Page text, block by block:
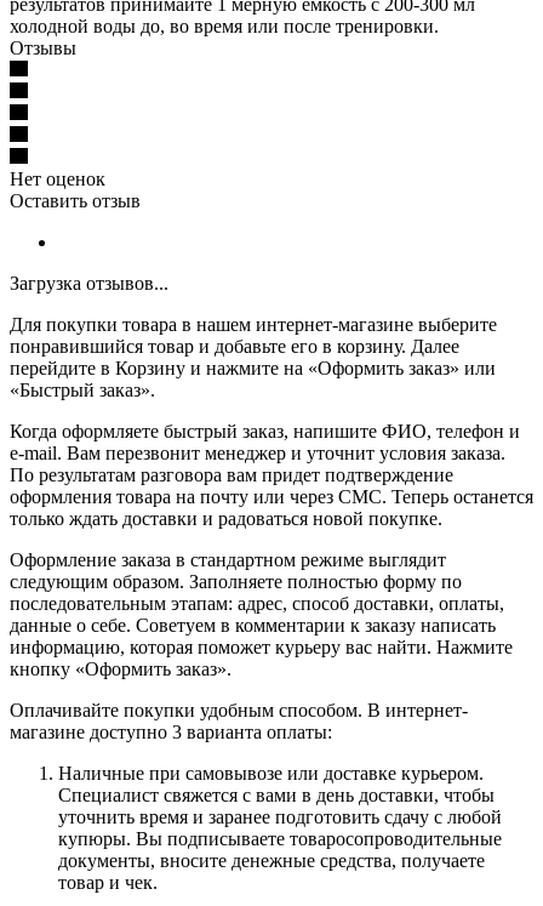
холодной воды до, во время или после тренировки.
Отзывы
Нет оценок
Оставить отзыв
Загрузка отзывов...
Для покупки товара в нашем интернет-магазине выберите
понравившийся товар и добавьте его в корзину. Далее
перейдите в Корзину и нажмите на «Оформить заказ» или
«Быстрый заказ».
Когда оформляете быстрый заказ, напишите ФИО, телефон и
e-mail. Вам перезвонит менеджер и уточнит условия заказа.
По результатам разговора вам придет подтверждение
оформления товара на почту или через СМС. Теперь останется
только ждать доставки и радоваться новой покупке.
Оформление заказа в стандартном режиме выглядит
следующим образом. Заполняете полностью форму по
последовательным этапам: адрес, способ доставки, оплаты,
данные о себе. Советуем в комментарии к заказу написать
информацию, которая поможет курьеру вас найти. Нажмите
кнопку «Оформить заказ».
Оплачивайте покупки удобным способом. В интернет-
магазине доступно 3 варианта оплаты:
Наличные при самовывозе или доставке курьером.
Специалист свяжется с вами в день доставки, чтобы
уточнить время и заранее подготовить сдачу с любой
купюры. Вы подписываете товаросопроводительные
документы, вносите денежные средства, получаете
товар и чек.